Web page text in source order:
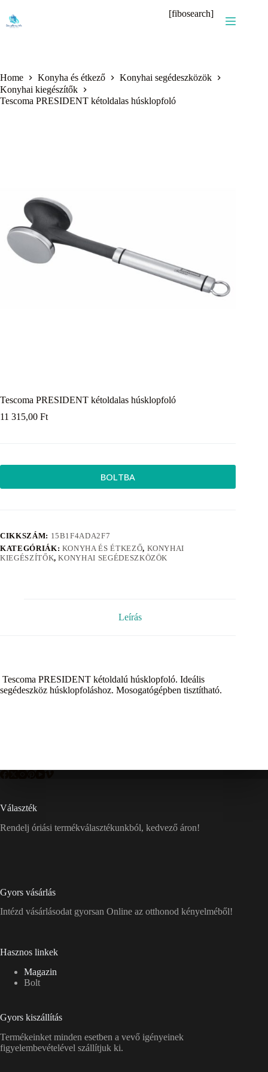
content
[fibosearch]
Home Konyha és étkező
Konyhai segédeszközök
Konyhai kiegészítők
Tescoma PRESIDENT kétoldalas húsklopfoló
Tescoma PRESIDENT kétoldalas húsklopfoló
11 315,00 Ft
BOLTBA
CIKKSZÁM: 15B1F4ADA2F7
KATEGÓRIÁK: KONYHA ÉS ÉTKEZŐ, KONYHAI
KIEGÉSZÍTŐK,KONYHAI SEGÉDESZKÖZÖK
Leírás
Tescoma PRESIDENT kétoldalú húsklopfoló. Ideális
segédeszköz húsklopfoláshoz. Mosogatógépben tisztítható.
Választék
Rendelj óriási termékválasztékunkból, kedvező áron!
Gyors vásárlás
Intézd vásárlásodat gyorsan Online az otthonod kényelméből!
Hasznos linkek
Magazin
Bolt
Gyors kiszállítás
Termékeinket minden esetben a vevő igényeinek
figyelembevételével szállítjuk ki.